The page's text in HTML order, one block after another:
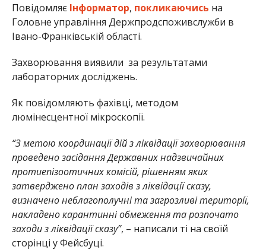
Повідомляє Інформатор, покликаючись на
Головне управління Держпродспоживслужби в
Івано-Франківській області.
Захворювання виявили за результатами
лабораторних досліджень.
Як повідомляють фахівці, методом
люмінесцентної мікроскопії.
“З метою координації дій з ліквідації захворювання
проведено засідання Державних надзвичайних
протиепізоотичних комісій, рішенням яких
затверджено план заходів з ліквідації сказу,
визначено неблагополучні та загрозливі території,
накладено карантинні обмеження та розпочато
заходи з ліквідації сказу”, – написали ті на своїй
сторінці у Фейсбуці.